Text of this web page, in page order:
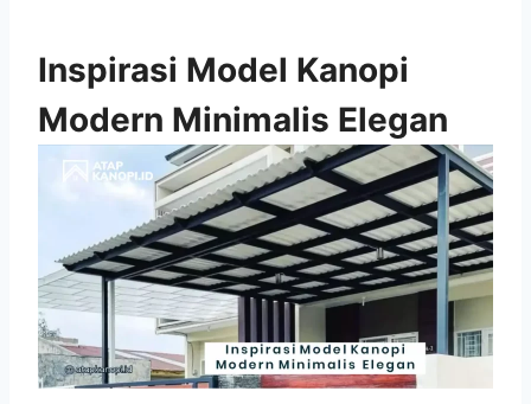
Inspirasi Model Kanopi
Modern Minimalis Elegan